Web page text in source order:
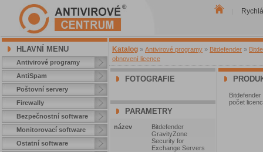
HLAVNÍ MENU
Antivirové programy
AntiSpam
Poštovní servery
Firewally
Bezpečnostní software
Monitorovací software
Ostatní software
Katalog » Antivirové programy » Bitdefender »
obnovení licence
FOTOGRAFIE
PARAMETRY
název
Bitdefender
GravityZone
Security for
Exchange Servers
počet